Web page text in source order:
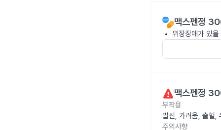
맥스펜정
위장장애가 있
맥스펜정
부작용
발진, 가려움, 출혈,
주의사항